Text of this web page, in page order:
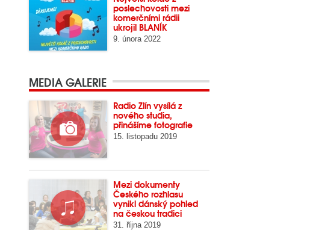
poslechovosti mezi
komerčními rádii
ukrojil BLANÍK
9. února 2022
MEDIA GALERIE
Radio Zlín vysílá z
nového studia,
přinášíme fotografie
15. listopadu 2019
Mezi dokumenty
Českého rozhlasu
vynikl dánský pohled
na českou tradici
31. října 2019